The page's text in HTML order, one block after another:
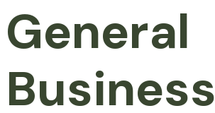
General
Business